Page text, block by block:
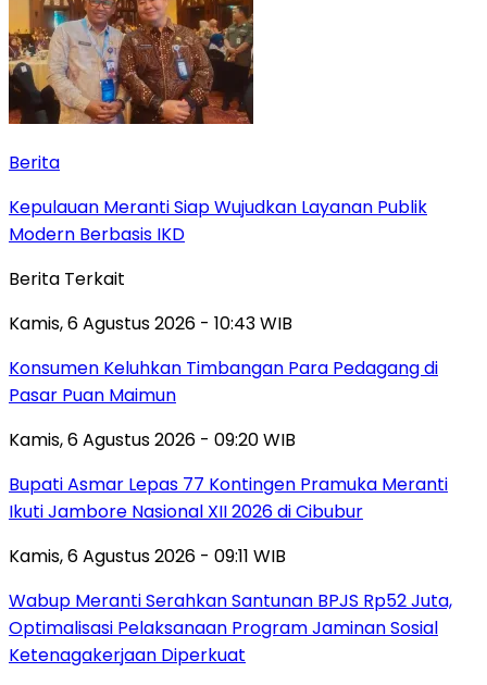
Berita
Kepulauan Meranti Siap Wujudkan Layanan Publik
Modern Berbasis IKD
Berita Terkait
Kamis, 6 Agustus 2026 - 10:43 WIB
Konsumen Keluhkan Timbangan Para Pedagang di
Pasar Puan Maimun
Kamis, 6 Agustus 2026 - 09:20 WIB
Bupati Asmar Lepas 77 Kontingen Pramuka Meranti
Ikuti Jambore Nasional XII 2026 di Cibubur
Kamis, 6 Agustus 2026 - 09:11 WIB
Wabup Meranti Serahkan Santunan BPJS Rp52 Juta,
Optimalisasi Pelaksanaan Program Jaminan Sosial
Ketenagakerjaan Diperkuat